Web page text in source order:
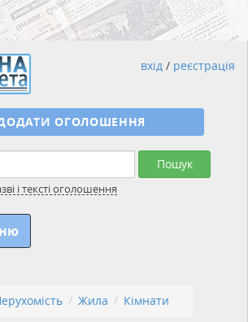
Пошук
і тексті оголошення
ОГОЛОШЕННЯ
вхід / реєстрація
Жила Кімнати